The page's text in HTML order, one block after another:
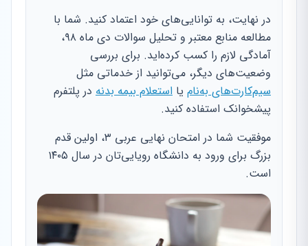
در نهایت، به توانایی‌های خود اعتماد کنید. شما با
مطالعه منابع معتبر و تحلیل سوالات دی ماه ۹۸،
آمادگی لازم را کسب کرده‌اید. برای بررسی
وضعیت‌های دیگر، می‌توانید از خدماتی مثل
سیم‌کارت‌های به‌نام یا استعلام بیمه بدنه در پلتفرم
پیشخوانک استفاده کنید.
موفقیت شما در امتحان نهایی عربی ۳، اولین قدم
بزرگ برای ورود به دانشگاه رویایی‌تان در سال ۱۴۰۵
است.